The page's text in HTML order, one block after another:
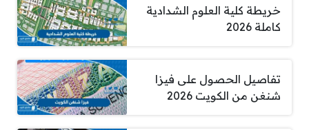
خريطة كلية العلوم الشدادية
كاملة 2026
تفاصيل الحصول على فيزا
شنغن من الكويت 2026